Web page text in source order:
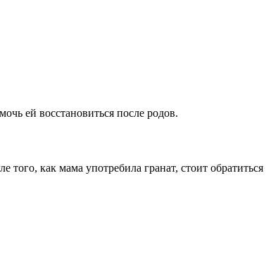
ей восстановиться после родов.
как мама употребила гранат, стоит обратиться